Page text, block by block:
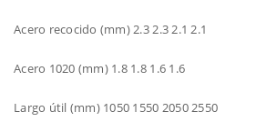
Acero recocido (mm) 2.3 2.3 2.1 2.1
Acero 1020 (mm) 1.8 1.8 1.6 1.6
Largo útil (mm) 1050 1550 2050 2550